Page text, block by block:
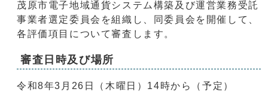
茂原市電子地域通貨システム構築及び運営業務受託
事業者選定委員会を組織し、同委員会を開催して、
各評価項目について審査します。
審査日時及び場所
令和8年3月26日（木曜日）14時から（予定）